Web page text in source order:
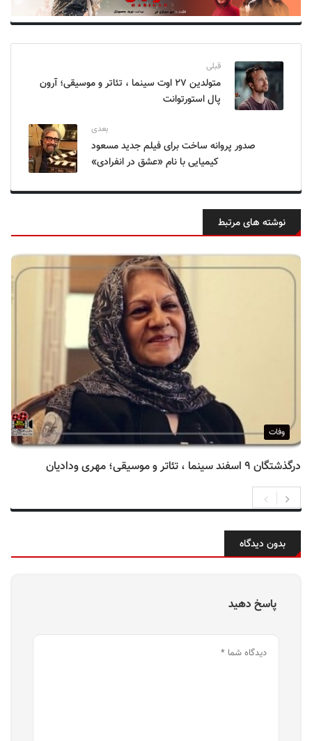
قبلی
متولدین ۲۷ اوت سینما ، تئاتر و موسیقی؛ آرون
پال استورتوانت
بعدی
صدور پروانه ساخت برای فیلم جدید مسعود
کیمیایی با نام «عشق در انفرادی»
نوشته های مرتبط
وفات
درگذشتگان ۹ اسفند سینما ، تئاتر و موسیقی؛ مهری ودادیان
بدون دیدگاه
پاسخ دهید